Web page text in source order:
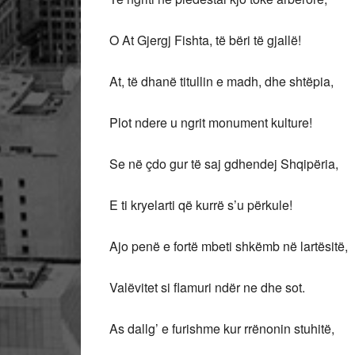
O At Gjergj Fishta, të bëri të gjallë!
At, të dhanë titullin e madh, dhe shtëpia,
Plot ndere u ngrit monument kulture!
Se në çdo gur të saj gdhendej Shqipëria,
E ti kryelarti që kurrë s’u përkule!
Ajo penë e fortë mbeti shkëmb në lartësitë,
Valëvitet si flamuri ndër ne dhe sot.
As dallg’ e furishme kur rrënonin stuhitë,